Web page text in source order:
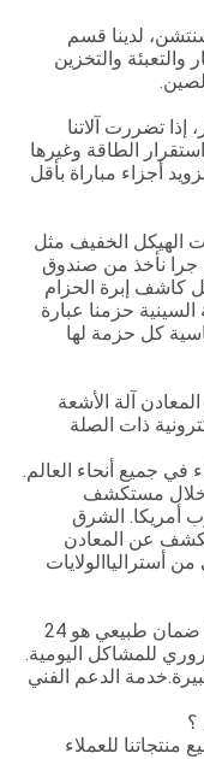
لدينا قسم
والتعبئة والتخزين
إذا تضررت آلاتنا
الطاقة وغيرها
أجزاء مباراة بأقل
الهيكل الخفيف مثل
جرا نأخذ من صندوق
كاشف إبرة الحزام
السينية حزمنا عبارة
كل حزمة لها
آلة الأشعة
ذات الصلة
في جميع أنحاء العالم.
خلال مستكشف
أمريكا. الشرق
عن المعادن
أسترالياالولايات
:العميل أولاً هو مبدأنا دائماً. جميع منتجاتنا ضمان طبيعي هو 24
للمشاكل اليومية.
الدعم الفني
؟
للعملاء